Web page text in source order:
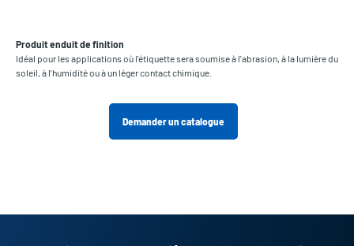
Produit enduit de finition
Idéal pour les applications où l'étiquette sera soumise à l'abrasion, à la lumière du
soleil, à l'humidité ou à un léger contact chimique.
Demander un catalogue